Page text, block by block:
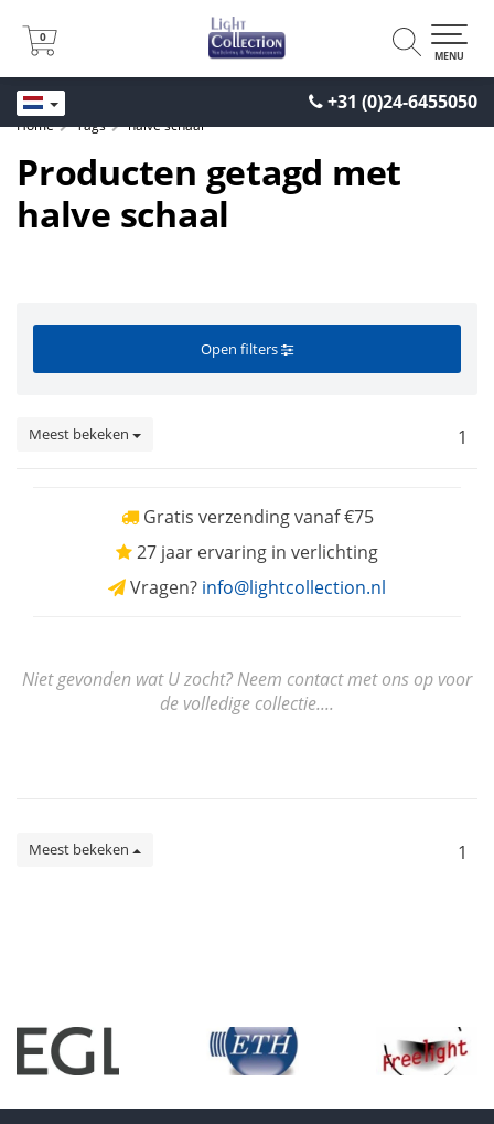
+31 (0)24-6455050
0
0
MENU
Home Tags halve schaal
Producten getagd met
halve schaal
Open filters
Meest bekeken 1
Gratis verzending vanaf €75
27 jaar ervaring in verlichting
Vragen? info@lightcollection.nl
Niet gevonden wat U zocht? Neem contact met ons op voor
de volledige collectie....
Meest bekeken 1